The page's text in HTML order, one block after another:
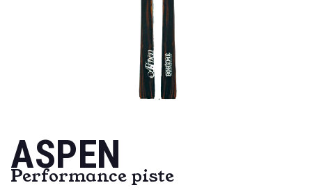
ASPEN
Performance piste